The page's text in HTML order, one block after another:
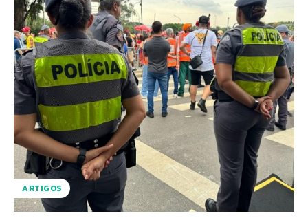
ARTIGOS